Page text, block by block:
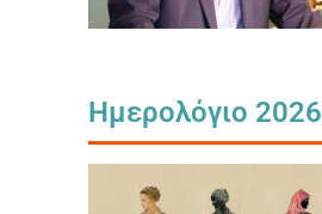
Ημερολόγιο 2026